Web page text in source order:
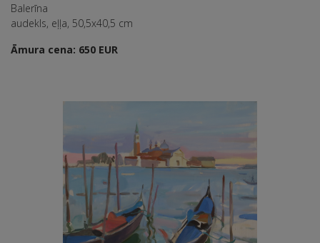
Balerīna
audekls, eļļa, 50,5x40,5 cm
Āmura cena: 650 EUR